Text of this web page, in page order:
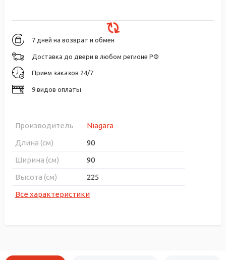
7 дней на возврат и обмен
Доставка до двери в любом регионе РФ
Прием заказов 24/7
9 видов оплаты
Производитель
Niagara
Длина (см)
90
Ширина (см)
90
Высота (см)
225
Все характеристики